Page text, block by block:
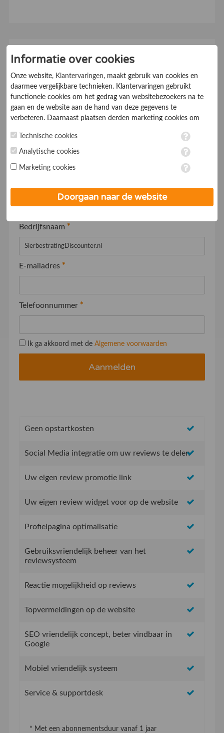
Schrijf u direct in en
claim uw bedrijf
Klantervaringen Online maakt het mogelijk om de
waardering die klanten uitspreken over uw bedrijf
potentiële nieuwe klanten.
Uw gegevens
Naam*
Bedrijfsnaam *
E-mailadres *
Telefoonnummer *
Ik ga akkoord met de Algemene voorwaarden
Geen opstartkosten
Social Media integratie om uw reviews te delen
Uw eigen review promotie link
Uw eigen review widget voor op de website
Profielpagina optimalisatie
Gebruiksvriendelijk beheer van het
reviewsysteem
Reactie mogelijkheid op reviews
Topvermeldingen op de website
SEO vriendelijk concept, beter vindbaar in
Google
Mobiel vriendelijk systeem
Service & supportdesk
* Met een abonnementsduur vanaf 1 jaar
Informatie over cookies
Onze website, Klantervaringen, maakt gebruik van cookies en
daarmee vergelijkbare technieken. Klantervaringen gebruikt
functionele cookies om het gedrag van websitebezoekers na te
gaan en de website aan de hand van deze gegevens te
verbeteren. Daarnaast plaatsen derden marketing cookies om
marketing cookies worden persoonsgegevens verwerkt. Je geeft
toestemming voor deze verwerking wanneer je hieronder een
op ieder moment aanpassen in de
. Lees voor meer
Technische cookies
Analytische cookies
Marketing cookies
Doorgaan naar de website